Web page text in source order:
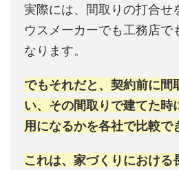
実際には、間取りの打合せ
ウスメーカーでも工務店で
なります。
でもそれだと、契約前に間
い、その間取りで建てた時
用になるかを各社で比較で
これは、家づくりにおける